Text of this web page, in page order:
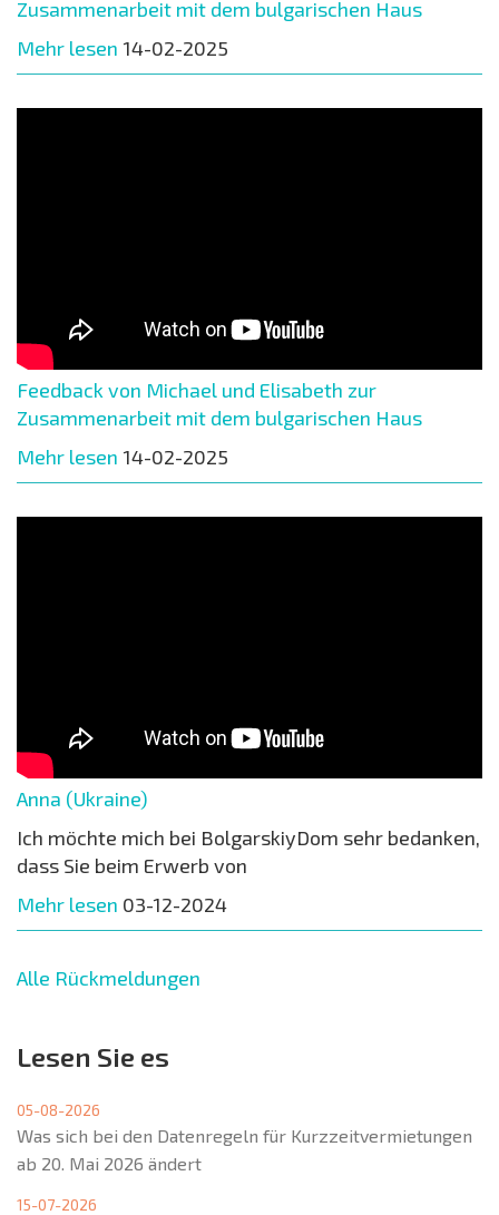
Zusammenarbeit mit dem bulgarischen Haus
Mehr lesen 14-02-2025
Feedback von Michael und Elisabeth zur
Zusammenarbeit mit dem bulgarischen Haus
Mehr lesen 14-02-2025
Anna (Ukraine)
Ich möchte mich bei BolgarskiyDom sehr bedanken,
dass Sie beim Erwerb von
Mehr lesen 03-12-2024
Alle Rückmeldungen
Lesen Sie es
05-08-2026
Was sich bei den Datenregeln für Kurzzeitvermietungen
ab 20. Mai 2026 ändert
15-07-2026